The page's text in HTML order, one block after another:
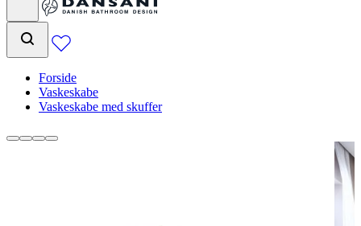
Forside
Vaskeskabe
Vaskeskabe med skuffer